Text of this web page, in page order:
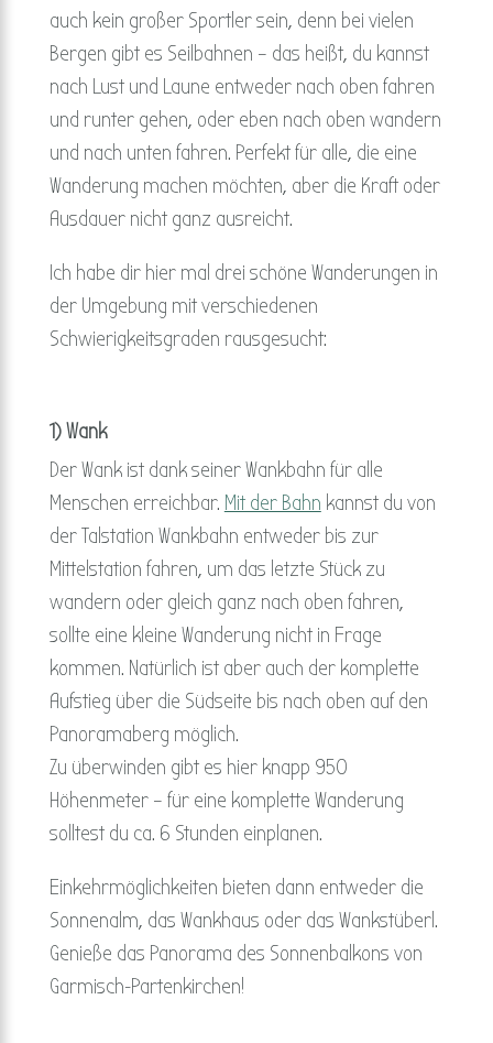
auch kein großer Sportler sein, denn bei vielen
Bergen gibt es Seilbahnen – das heißt, du kannst
nach Lust und Laune entweder nach oben fahren
und runter gehen, oder eben nach oben wandern
und nach unten fahren. Perfekt für alle, die eine
Wanderung machen möchten, aber die Kraft oder
Ausdauer nicht ganz ausreicht.
Ich habe dir hier mal drei schöne Wanderungen in
der Umgebung mit verschiedenen
Schwierigkeitsgraden rausgesucht:
1) Wank
Der Wank ist dank seiner Wankbahn für alle
Menschen erreichbar. Mit der Bahn kannst du von
der Talstation Wankbahn entweder bis zur
Mittelstation fahren, um das letzte Stück zu
wandern oder gleich ganz nach oben fahren,
sollte eine kleine Wanderung nicht in Frage
kommen. Natürlich ist aber auch der komplette
Aufstieg über die Südseite bis nach oben auf den
Panoramaberg möglich.
Zu überwinden gibt es hier knapp 950
Höhenmeter – für eine komplette Wanderung
solltest du ca. 6 Stunden einplanen.
Einkehrmöglichkeiten bieten dann entweder die
Sonnenalm, das Wankhaus oder das Wankstüberl.
Genieße das Panorama des Sonnenbalkons von
Garmisch-Partenkirchen!